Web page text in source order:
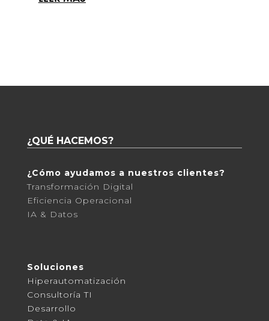
¿QUÉ HACEMOS?
¿Cómo ayudamos a nuestros clientes?
Transformación Digital
Eficiencia Operacional
IA & Datos
Soluciones
Hiperautomatización
Consultoría TI
Desarrollo